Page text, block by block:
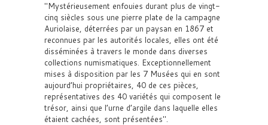
Mystérieusement enfouies durant plus de vingt-
cinq siècles sous une pierre plate de la campagne
Auriolaise, déterrées par un paysan en 1867 et
reconnues par les autorités locales, elles ont été
disséminées à travers le monde dans diverses
collections numismatiques. Exceptionnellement
mises à disposition par les 7 Musées qui en sont
aujourd’hui propriétaires, 40 de ces pièces,
représentatives des 40 variétés qui composent le
trésor, ainsi que l’urne d’argile dans laquelle elles
étaient cachées, sont présentées .